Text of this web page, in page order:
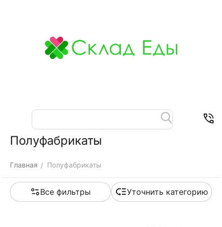
Полуфабрикаты
Главная / Полуфабрикаты
Все фильтры Уточнить категорию